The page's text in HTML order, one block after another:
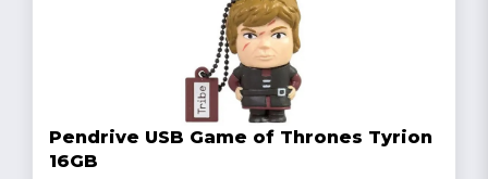
Pendrive USB Game of Thrones Tyrion
16GB